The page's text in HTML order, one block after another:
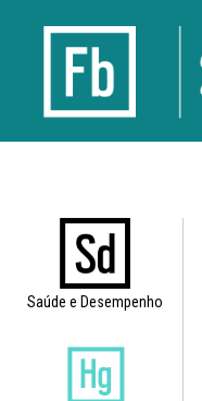
Saúde e Desempenho